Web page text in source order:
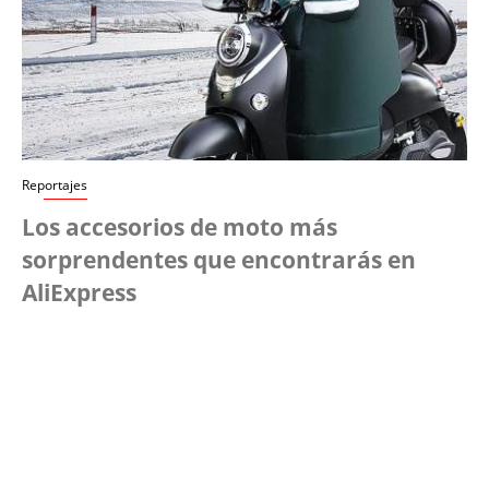
Reportajes
Los accesorios de moto más
sorprendentes que encontrarás en
AliExpress